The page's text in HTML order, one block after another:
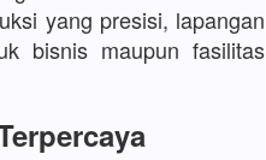
yang presisi, lapangan
bisnis maupun fasilitas